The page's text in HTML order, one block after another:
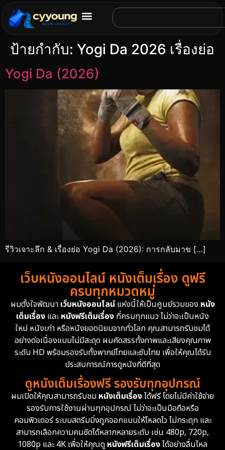
ป้ายกำกับ: Yogi Da 2026 เรื่องย่อ
Yogi Da (2026)
รีวิวเจาะลึก & เรื่องย่อ Yogi Da (2026): การกลับมาข […]
เว็บหนังออนไลน์ หนังเต็มเรื่อง ดูฟรี
ครบทุกหมวดหมู่
ผมตั้งใจพัฒนา เว็บหนังออนไลน์แห่งนี้ให้เป็นศูนย์รวมของ หนัง
เต็มเรื่อง และหนังฟรีเต็มเรื่อง ที่ครบทุกแนว ไม่ว่าจะเป็นหนัง
ใหม่ หนังเก่า หรือหนังยอดนิยมจากทั่วโลก คุณสามารถรับชมได้
อย่างต่อเนื่องแบบไม่มีสะดุด ผมคัดสรรทั้งภาพและเสียงคุณภาพ
ระดับ HD พร้อมรองรับทั้งพากย์ไทยและซับไทย เพื่อให้คุณได้รับ
ประสบการณ์การดูหนังที่ดีที่สุด
ดูหนังเต็มเรื่องฟรี รองรับทุกอุปกรณ์
ผมเปิดให้คุณสามารถรับชม หนังเต็มเรื่องได้ฟรี โดยไม่มีค่าใช้จ่าย
รองรับการใช้งานผ่านทุกอุปกรณ์ ไม่ว่าจะเป็นมือถือหรือ
คอมพิวเตอร์ ระบบสตรีมมิ่งถูกออกแบบให้โหลดไว ไม่กระตุก และ
สามารถเลือกความคมชัดได้หลากหลายระดับ เช่น 480p, 720p,
1080p และ 4K เพื่อให้คุณดูหนังฟรีเต็มเรื่องได้อย่างลื่นไหล